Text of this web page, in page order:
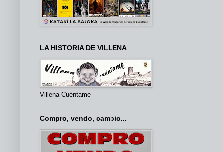
LA HISTORIA DE VILLENA
Villena Cuéntame
Compro, vendo, cambio...